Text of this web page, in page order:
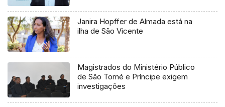
Janira Hopffer de Almada está na
ilha de São Vicente
Magistrados do Ministério Público
de São Tomé e Príncipe exigem
investigações